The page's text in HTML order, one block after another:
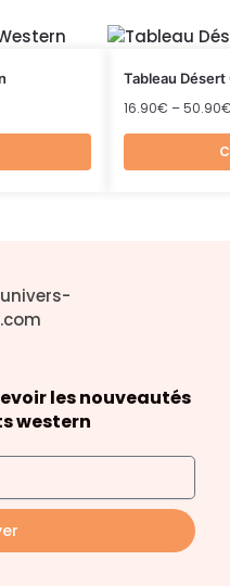
Tableau
16.90€ –50.90
les nouveautés
western